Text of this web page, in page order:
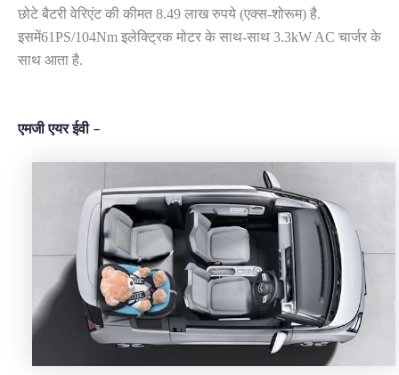
छोटे बैटरी वेरिएंट की कीमत 8.49 लाख रुपये (एक्स-शोरूम) है.
इसमें61PS/104Nm इलेक्ट्रिक मोटर के साथ-साथ 3.3kW AC चार्जर के
साथ आता है.
एमजी एयर ईवी –